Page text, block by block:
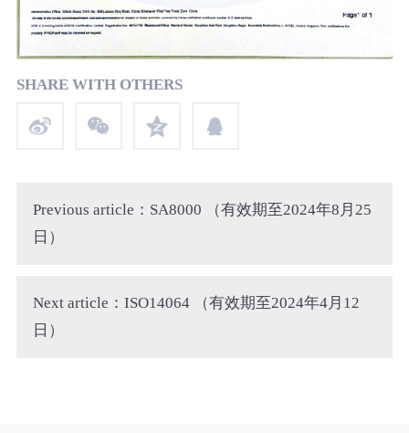
SHARE WITH OTHERS
Previous article：SA8000 （有效期至2024年8月25
日）
Next article：ISO14064 （有效期至2024年4月12
日）